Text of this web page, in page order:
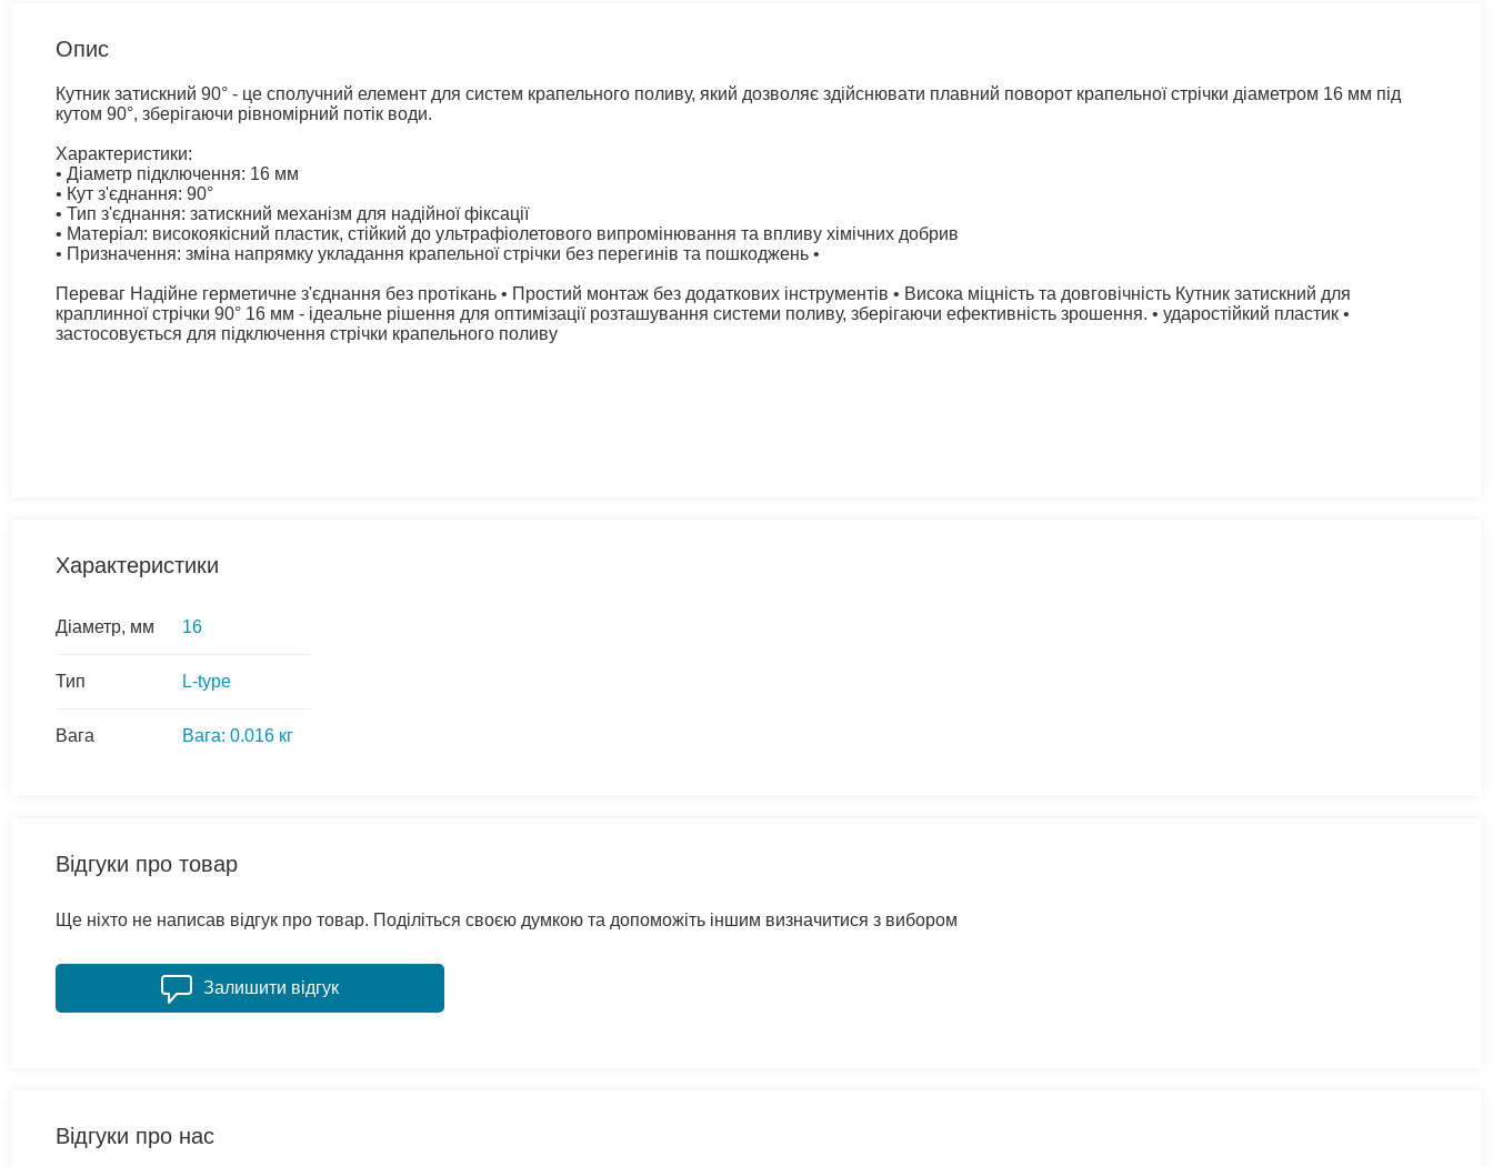
Опис
Кутник затискний 90° - це сполучний елемент для систем крапельного поливу, який дозволяє здійснювати плавний поворот крапельної стрічки діаметром 16 мм під
кутом 90°, зберігаючи рівномірний потік води.
Характеристики:
• Діаметр підключення: 16 мм
• Кут з'єднання: 90°
• Тип з'єднання: затискний механізм для надійної фіксації
• Матеріал: високоякісний пластик, стійкий до ультрафіолетового випромінювання та впливу хімічних добрив
• Призначення: зміна напрямку укладання крапельної стрічки без перегинів та пошкоджень •
Переваг Надійне герметичне з'єднання без протікань • Простий монтаж без додаткових інструментів • Висока міцність та довговічність Кутник затискний для
краплинної стрічки 90° 16 мм - ідеальне рішення для оптимізації розташування системи поливу, зберігаючи ефективність зрошення. • ударостійкий пластик •
застосовується для підключення стрічки крапельного поливу
Характеристики
Діаметр, мм 16
Тип L-type
Вага Вага: 0.016 кг
Відгуки про товар
Ще ніхто не написав відгук про товар. Поділіться своєю думкою та допоможіть іншим визначитися з вибором
Залишити відгук
Відгуки про нас